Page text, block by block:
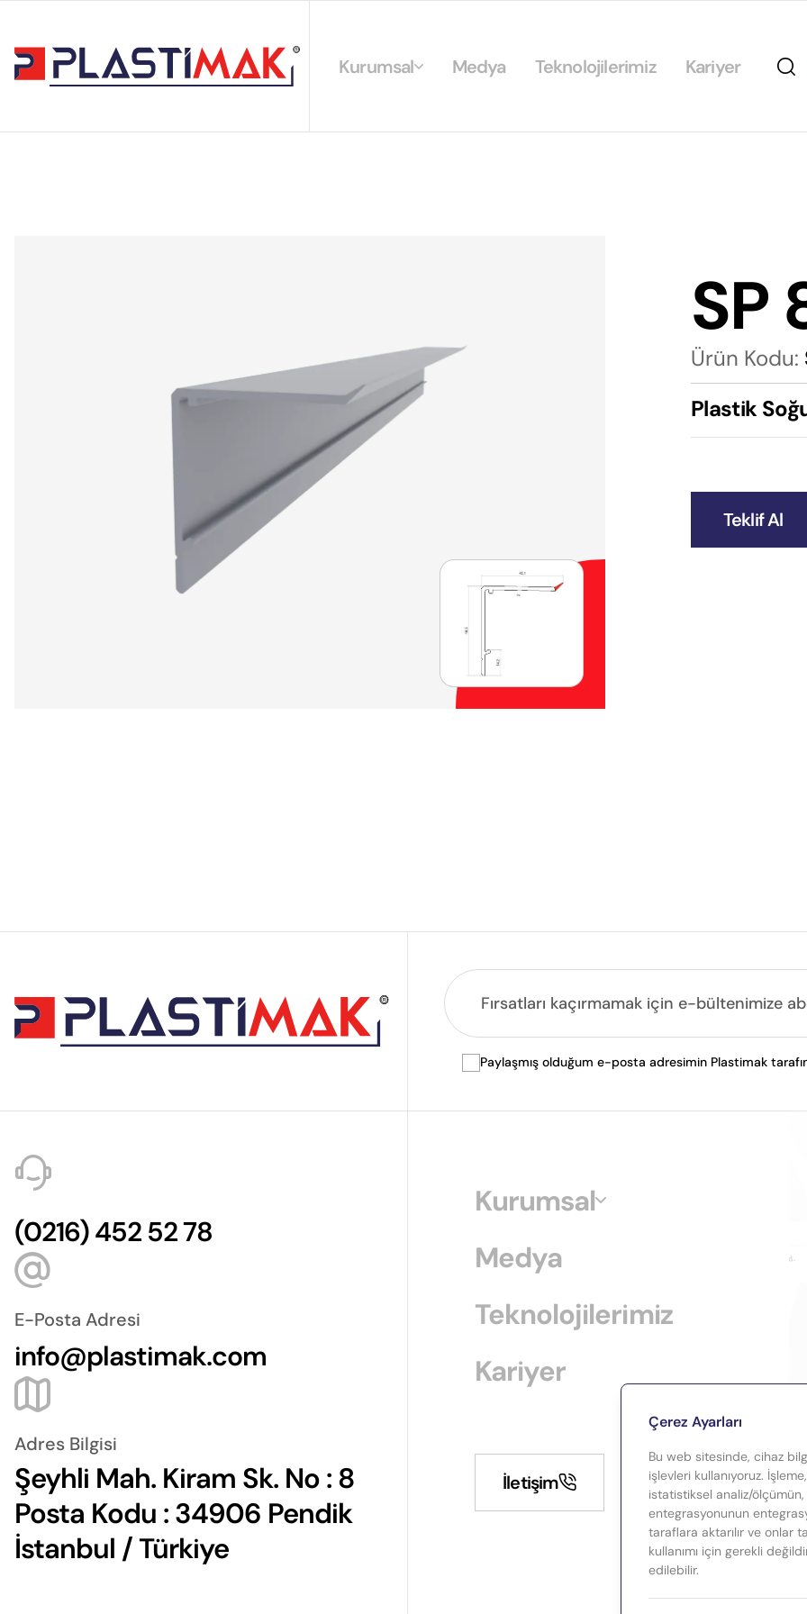
Kurumsal Medya Teknolojilerimiz Kariyer
SP
Ürün Kodu:
Plastik
Teklif Al
Paylaşmış olduğum e-posta adresimin Plastimak
(0216) 452 52 78
E-Posta Adresi
info@plastimak.com
Adres Bilgisi
Şeyhli Mah. Kiram Sk. No : 8
Posta Kodu : 34906 Pendik
İstanbul / Türkiye
Kurumsal
Medya
Teknolojilerimiz
Kariyer
İletişim
Çerez Ayarları
Bu web sitesinde, cihaz
işlevleri kullanıyoruz.
istatistiksel analiz/ölçümün,
entegrasyonunun
taraflara aktarılır ve onlar
kullanımı için gerekli
edilebilir.